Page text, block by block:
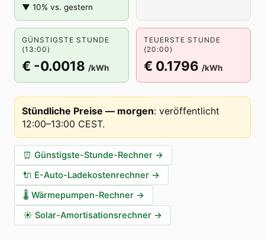
▼ 10% vs. gestern
GÜNSTIGSTE STUNDE
(13:00)
€ -0.0018 /kWh
TEUERSTE STUNDE
(20:00)
€ 0.1796 /kWh
Stündliche Preise — morgen: veröffentlicht
12:00–13:00 CEST.
⏰ Günstigste-Stunde-Rechner →
🔌 E-Auto-Ladekostenrechner →
🌡️ Wärmepumpen-Rechner →
☀️ Solar-Amortisationsrechner →